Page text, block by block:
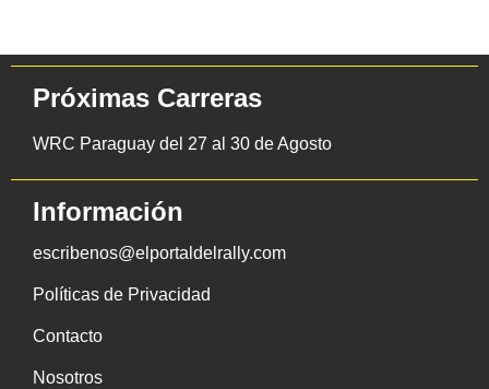
Próximas Carreras
WRC Paraguay del 27 al 30 de Agosto
Información
escribenos@elportaldelrally.com
Políticas de Privacidad
Contacto
Nosotros